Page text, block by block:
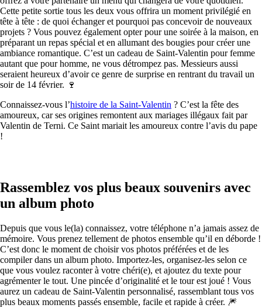
Cette petite sortie tous les deux vous offrira un moment privilégié en
tête à tête : de quoi échanger et pourquoi pas concevoir de nouveaux
projets ? Vous pouvez également opter pour une soirée à la maison, en
préparant un repas spécial et en allumant des bougies pour créer une
ambiance romantique. C’est un cadeau de Saint-Valentin pour femme
autant que pour homme, ne vous détrompez pas. Messieurs aussi
seraient heureux d’avoir ce genre de surprise en rentrant du travail un
soir de 14 février. 🍷
Connaissez-vous l’histoire de la Saint-Valentin ? C’est la fête des
amoureux, car ses origines remontent aux mariages illégaux fait par
Valentin de Terni. Ce Saint mariait les amoureux contre l’avis du pape
!
Rassemblez vos plus beaux souvenirs avec
un album photo
Depuis que vous le(la) connaissez, votre téléphone n’a jamais assez de
mémoire. Vous prenez tellement de photos ensemble qu’il en déborde !
C’est donc le moment de choisir vos photos préférées et de les
compiler dans un album photo. Importez-les, organisez-les selon ce
que vous voulez raconter à votre chéri(e), et ajoutez du texte pour
agrémenter le tout. Une pincée d’originalité et le tour est joué ! Vous
aurez un cadeau de Saint-Valentin personnalisé, rassemblant tous vos
plus beaux moments passés ensemble, facile et rapide à créer. 🎆